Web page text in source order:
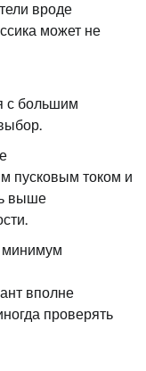
вроде
может не
с большим
пусковым током и
выше
минимум
вполне
проверять